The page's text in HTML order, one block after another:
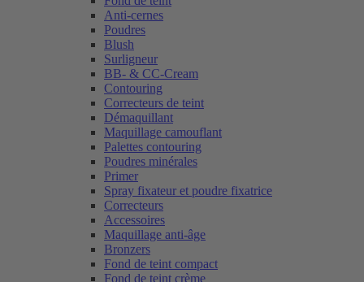
Anti-cernes
Poudres
Blush
Surligneur
BB- & CC-Cream
Contouring
Correcteurs de teint
Démaquillant
Maquillage camouflant
Palettes contouring
Poudres minérales
Primer
Spray fixateur et poudre fixatrice
Correcteurs
Accessoires
Maquillage anti-âge
Bronzers
Fond de teint compact
Fond de teint crème